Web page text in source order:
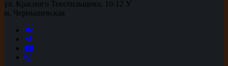
ул. Красного Текстильщика, 10-12 У
м. Чернышевская